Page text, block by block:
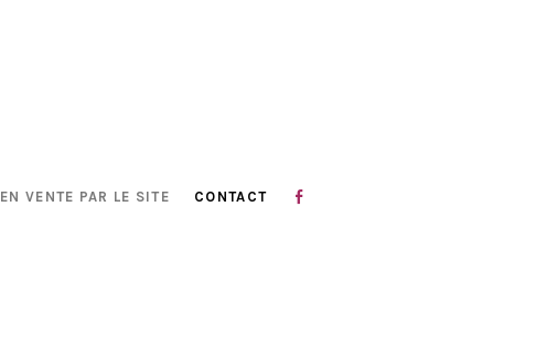
EN VENTE PAR LE SITE CONTACT